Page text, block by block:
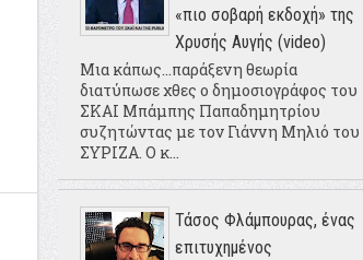
«πιο σοβαρή εκδοχή» της
Χρυσής Αυγής (video)
Μια κάπως...παράξενη θεωρία
διατύπωσε χθες ο δημοσιογράφος του
ΣΚΑΙ Μπάμπης Παπαδημητρίου
συζητώντας με τον Γιάννη Μηλιό του
ΣΥΡΙΖΑ. Ο κ...
Τάσος Φλάμπουρας, ένας
επιτυχημένος